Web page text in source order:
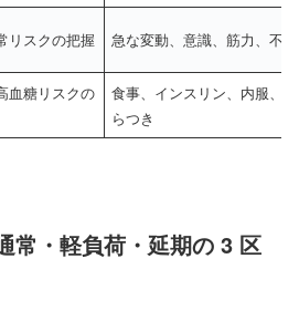
リスクの把握 急な変動、意識、筋力、不
血糖リスクの
食事、インスリン、内服、
らつき
常・軽負荷・延期の 3 区